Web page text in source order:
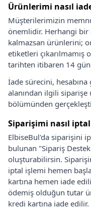
Ürünlerimi nasıl
Müşterilerimizin
önemlidir. Herhangi
kalmazsan ürünlerini;
etiketleri çıkarılmamış
tarihten itibaren 14
İade sürecini,
alanından ilgili siparişe
bölümünden
Siparişimi nasıl
ElbiseBul'da siparişini
bulunan "Sipariş
oluşturabilirsin.
iptal işlemi hemen
kartına hemen iade
ödemiş olduğun tutar
kredi kartına iade edilir.